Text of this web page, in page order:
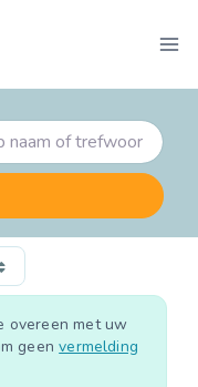
of trefwoord, bijv.
overeen met uw
geenvermelding